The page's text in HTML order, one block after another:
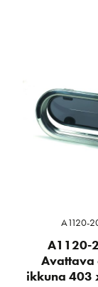
A1120-
A1120-
ikkuna 403